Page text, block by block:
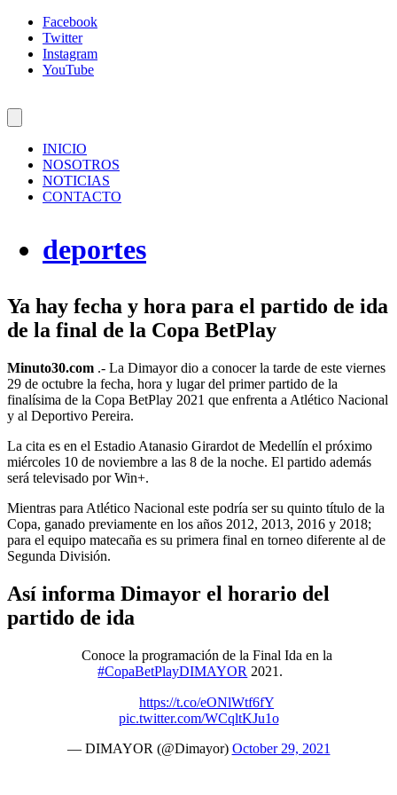
Facebook
Twitter
Instagram
YouTube
INICIO
NOSOTROS
NOTICIAS
CONTACTO
deportes
Ya hay fecha y hora para el partido de ida
de la final de la Copa BetPlay
Minuto30.com .- La Dimayor dio a conocer la tarde de este viernes
29 de octubre la fecha, hora y lugar del primer partido de la
finalísima de la Copa BetPlay 2021 que enfrenta a Atlético Nacional
y al Deportivo Pereira.
La cita es en el Estadio Atanasio Girardot de Medellín el próximo
miércoles 10 de noviembre a las 8 de la noche. El partido además
será televisado por Win+.
Mientras para Atlético Nacional este podría ser su quinto título de la
Copa, ganado previamente en los años 2012, 2013, 2016 y 2018;
para el equipo matecaña es su primera final en torneo diferente al de
Segunda División.
Así informa Dimayor el horario del
partido de ida
Conoce la programación de la Final Ida en la
#CopaBetPlayDIMAYOR 2021.
https://t.co/eONlWtf6fY
pic.twitter.com/WCqltKJu1o
— DIMAYOR (@Dimayor) October 29, 2021